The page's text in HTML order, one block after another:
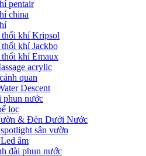
pentair
china
khí Kripsol
khí Jackbo
khí Emaux
acrylic
quan
Descent
phun nước
lọc
& Đèn Dưới Nước
sân vườn
âm
đài phun nước